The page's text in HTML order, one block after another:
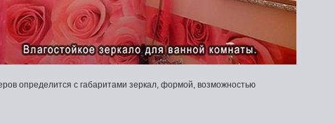
определится с габаритами зеркал, формой, возможностью